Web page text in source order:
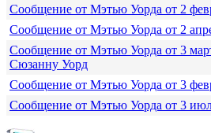
Сообщение от Мэтью Уорда от 2
Сообщение от Мэтью Уорда от 2
Сообщение от Мэтью Уорда от 3
Сюзанну Уорд
Сообщение от Мэтью Уорда от 3
Сообщение от Мэтью Уорда от 3